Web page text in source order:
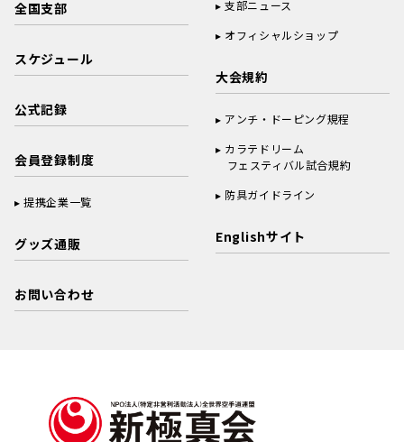
全国支部
スケジュール
公式記録
会員登録制度
提携企業一覧
グッズ通販
お問い合わせ
支部ニュース
オフィシャルショップ
大会規約
アンチ・ドーピング規程
カラテドリーム
フェスティバル試合規約
防具ガイドライン
Englishサイト